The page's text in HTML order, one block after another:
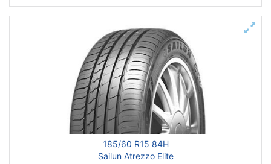
185/60 R15 84H
Sailun Atrezzo Elite